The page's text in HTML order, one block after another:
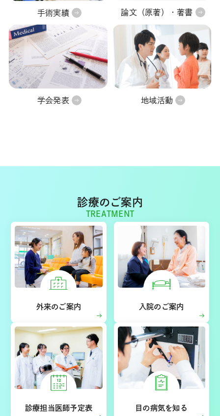
手術実績 論文（原著）・著書
学会発表 地域活動
診療のご案内
TREATMENT
外来のご案内 入院のご案内
診療担当医師予定表 目の病気を知る